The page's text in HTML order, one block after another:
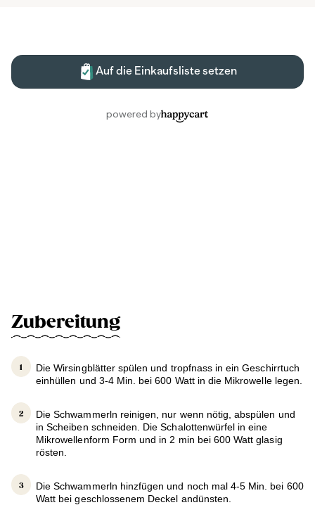
Zubereitung
Die Wirsingblätter spülen und tropfnass in ein Geschirrtuch
einhüllen und 3-4 Min. bei 600 Watt in die Mikrowelle legen.
Die Schwammerln reinigen, nur wenn nötig, abspülen und
in Scheiben schneiden. Die Schalottenwürfel in eine
Mikrowellenform Form und in 2 min bei 600 Watt glasig
rösten.
Die Schwammerln hinzfügen und noch mal 4-5 Min. bei 600
Watt bei geschlossenem Deckel andünsten.